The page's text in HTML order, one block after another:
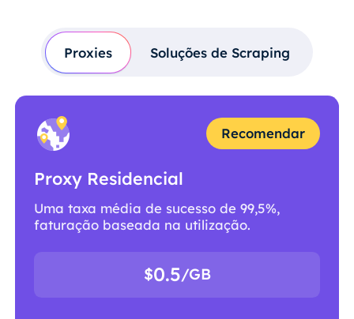
Proxies Soluções de Scraping
Recomendar
Proxy Residencial
Uma taxa média de sucesso de 99,5%,
faturação baseada na utilização.
$0.5/GB